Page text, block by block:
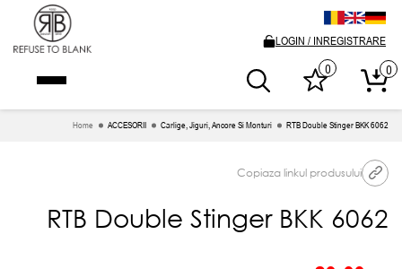
0
0
LOGIN / INREGISTRARE
Home ACCESORII Carlige, Jiguri, Ancore Si Monturi RTB Double Stinger BKK 6062
Copiaza linkul produsului
RTB Double Stinger BKK 6062